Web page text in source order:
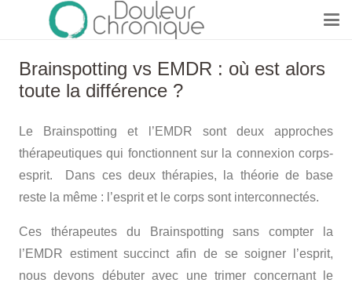
Brainspotting vs EMDR : où est alors
toute la différence ?
Le Brainspotting et l’EMDR sont deux approches
thérapeutiques qui fonctionnent sur la connexion corps-
esprit. Dans ces deux thérapies, la théorie de base
reste la même : l’esprit et le corps sont interconnectés.
Ces thérapeutes du Brainspotting sans compter la
l’EMDR estiment succinct afin de se soigner l’esprit,
nous devons débuter avec une trimer concernant le